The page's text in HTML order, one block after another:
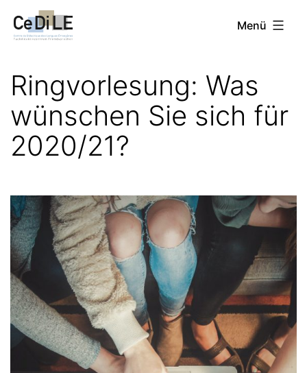
Inhalt
CeDiLE Menü
Ringvorlesung: Was
wünschen Sie sich für
2020/21?